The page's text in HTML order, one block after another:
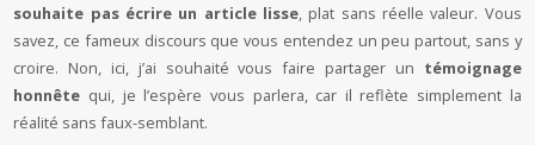
souhaite pas écrire un article lisse, plat sans réelle valeur. Vous
savez, ce fameux discours que vous entendez un peu partout, sans y
croire. Non, ici, j’ai souhaité vous faire partager un témoignage
honnête qui, je l’espère vous parlera, car il reflète simplement la
réalité sans faux-semblant.